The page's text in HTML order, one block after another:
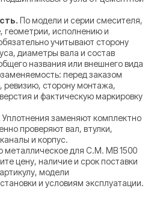
По модели и серии смесителя,
геометрии, исполнению и
учитывают сторону
диаметры вала и состав
названия или внешнего вида
перед заказом
сторону монтажа,
и фактическую маркировку
Уплотнения заменяют комплектно
проверяют вал, втулки,
и корпус.
металлическое для C.M. MB 1500
цену, наличие и срок поставки
модели
и условиям эксплуатации.